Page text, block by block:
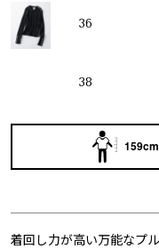
36
38
着回し力が高い万能なプ